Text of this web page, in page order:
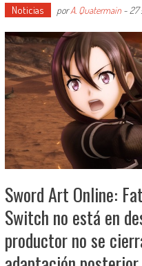
Noticias porA. Quatermain- 27
Sword Art Online:
Switch no está en
productor no se